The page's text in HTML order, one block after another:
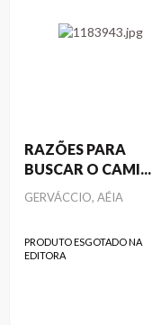
RAZÕES PARA
BUSCAR O CAMI...
Autor
GERVÁCCIO, AÉIA
PRODUTO ESGOTADO NA
EDITORA